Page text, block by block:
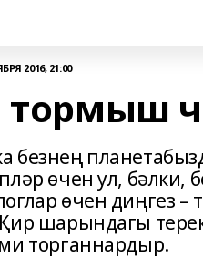
2016, 21:00
безнең
өчен ул, бәлки,
өчен диңгез
шарындагы
торганнардыр.